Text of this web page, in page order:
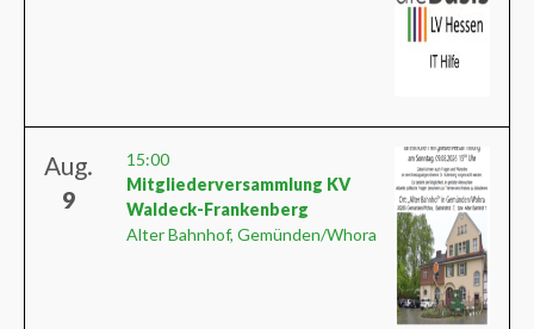
Aug.
9
15:00
Mitgliederversammlung KV
Waldeck-Frankenberg
Alter Bahnhof, Gemünden/Whora